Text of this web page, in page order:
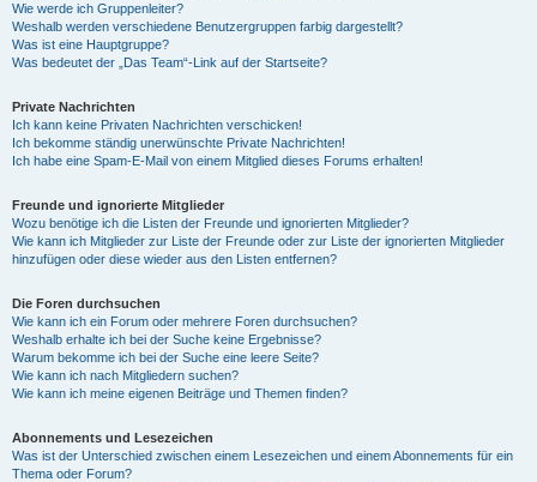
Wie werde ich Gruppenleiter?
Weshalb werden verschiedene Benutzergruppen farbig dargestellt?
Was ist eine Hauptgruppe?
Was bedeutet der „Das Team“-Link auf der Startseite?
Private Nachrichten
Ich kann keine Privaten Nachrichten verschicken!
Ich bekomme ständig unerwünschte Private Nachrichten!
Ich habe eine Spam-E-Mail von einem Mitglied dieses Forums erhalten!
Freunde und ignorierte Mitglieder
Wozu benötige ich die Listen der Freunde und ignorierten Mitglieder?
Wie kann ich Mitglieder zur Liste der Freunde oder zur Liste der ignorierten Mitglieder
hinzufügen oder diese wieder aus den Listen entfernen?
Die Foren durchsuchen
Wie kann ich ein Forum oder mehrere Foren durchsuchen?
Weshalb erhalte ich bei der Suche keine Ergebnisse?
Warum bekomme ich bei der Suche eine leere Seite?
Wie kann ich nach Mitgliedern suchen?
Wie kann ich meine eigenen Beiträge und Themen finden?
Abonnements und Lesezeichen
Was ist der Unterschied zwischen einem Lesezeichen und einem Abonnements für ein
Thema oder Forum?